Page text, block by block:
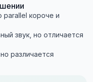
parallel короче и
звук, но отличается
различается